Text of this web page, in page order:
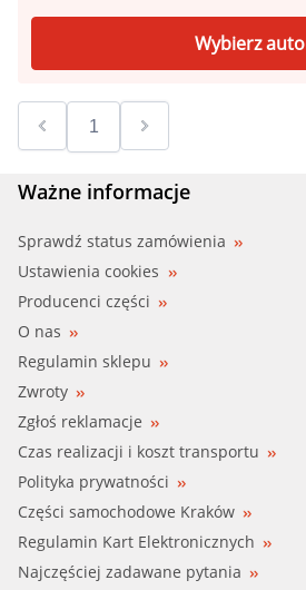
Wybierz auto
Ważne informacje
Sprawdź status zamówienia
Ustawienia cookies
Producenci części
O nas
Regulamin sklepu
Zwroty
Zgłoś reklamacje
Czas realizacji i koszt transportu
Polityka prywatności
Części samochodowe Kraków
Regulamin Kart Elektronicznych
Najczęściej zadawane pytania